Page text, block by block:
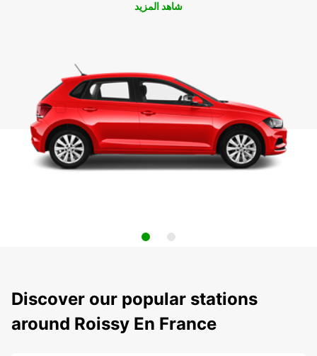
شاهد المزيد
Discover our popular stations
around Roissy En France